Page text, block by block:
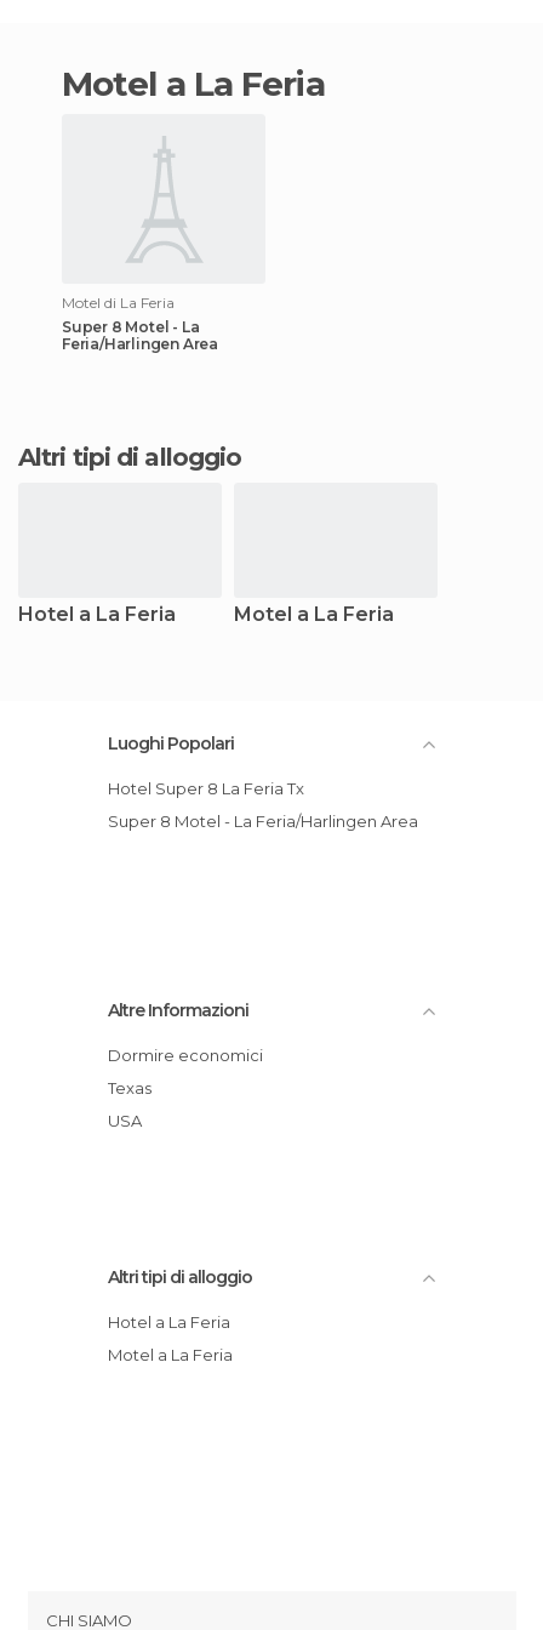
motel a La Feria
Motel di La Feria
Super 8 Motel - La
Feria/Harlingen Area
Altri tipi di alloggio
Hotel a La Feria Motel a La Feria
Luoghi Popolari
Hotel Super 8 La Feria Tx
Super 8 Motel - La Feria/Harlingen Area
Altre Informazioni
Dormire economici
Texas
USA
Altri tipi di alloggio
Hotel a La Feria
Motel a La Feria
CHI SIAMO